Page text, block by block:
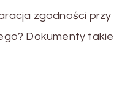
zgodności przy
Dokumenty takie